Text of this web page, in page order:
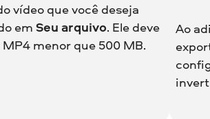
vídeo que você deseja
em Seu arquivo. Ele deve
menor que 500 MB.
Ao